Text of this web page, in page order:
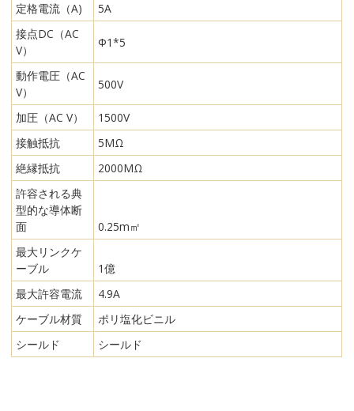
定格電流（A)
5A
接点DC（AC
V）
Φ1*5
動作電圧（AC
V）
500V
加圧（AC V）
1500V
接触抵抗
5MΩ
絶縁抵抗
2000MΩ
許容される典
型的な導体断
面
0.25m㎡
最大リンクケ
ーブル
1億
最大許容電流
4.9A
ケーブル材質
ポリ塩化ビニル
シールド
シールド